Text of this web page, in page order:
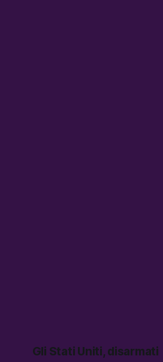
Gli Stati Uniti, disarmati